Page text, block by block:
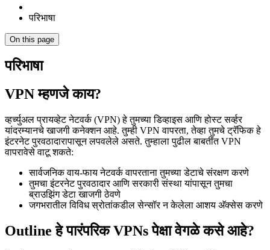
परिभाषा
On this page
परिभाषा
VPN म्हणजे काय?
व्हर्च्युअल प्रायव्हेट नेटवर्क (VPN) हे तुमच्या डिव्हाइस आणि होस्ट सर्व्हर
यांदरम्यानचे खाजगी कनेक्शन आहे. तुम्ही VPN वापरता, तेव्हा तुमचे ट्रॅफिक हे
इंटरनेट पुरवठादारापासून लपवलेले असते. तुम्हाला पुढील बाबतींत VPN
वापरावेसे वाटू शकते:
सार्वजनिक वाय-फाय नेटवर्क वापरताना तुमच्या डेटाचे संरक्षण करणे
तुमचा इंटरनेट पुरवठादार आणि सरकारी संस्था यांपासून तुमचा
ब्राउझिंग डेटा खाजगी ठेवणे
जगभरातील विविध स्रोतांकडील सेन्सॉर न केलेला आशय अ‍ॅक्सेस करणे
Outline हे पारंपरिक VPNs पेक्षा वेगळे कसे आहे?